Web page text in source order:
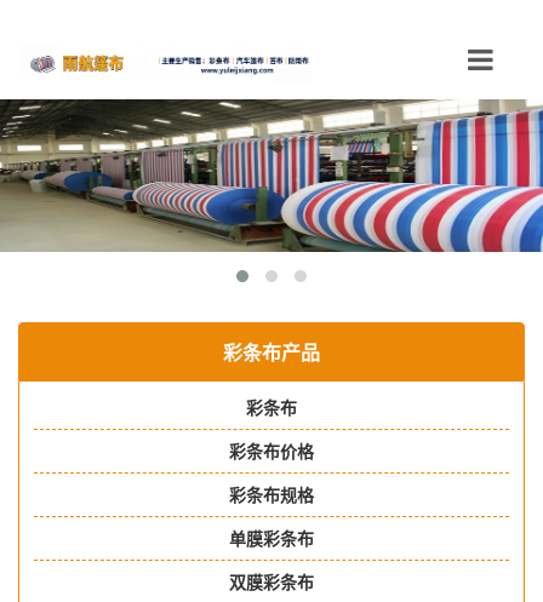
Toggle
彩条布产品
彩条布
彩条布价格
彩条布规格
单膜彩条布
双膜彩条布